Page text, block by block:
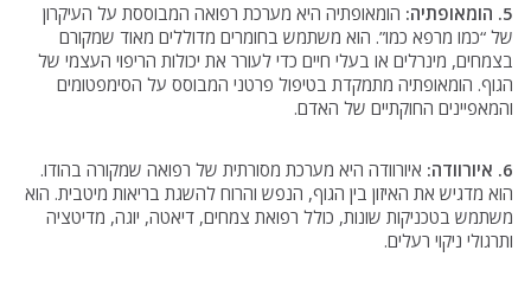
5. הומאופתיה:
הומאופתיה היא מערכת רפואה המבוססת על העיקרון
של “כמו מרפא כמו”. הוא משתמש בחומרים מדוללים מאוד שמקורם
בצמחים, מינרלים או בעלי חיים כדי לעורר את יכולות הריפוי העצמי של
הגוף. הומאופתיה מתמקדת בטיפול פרטני המבוסס על הסימפטומים
והמאפיינים החוקתיים של האדם.
6. איורוודה:
איורוודה היא מערכת מסורתית של רפואה שמקורה בהודו.
הוא מדגיש את האיזון בין הגוף, הנפש והרוח להשגת בריאות מיטבית. הוא
משתמש בטכניקות שונות, כולל רפואת צמחים, דיאטה, יוגה, מדיטציה
ותרגולי ניקוי רעלים.